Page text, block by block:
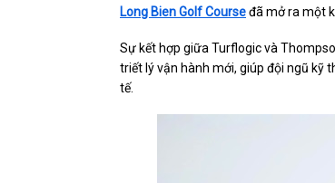
Long Bien Golf Courseđã mở ra một
Sự kết hợp giữa Turflogic và
triết lý vận hành mới, giúp đội ngũ kỹ
tế.